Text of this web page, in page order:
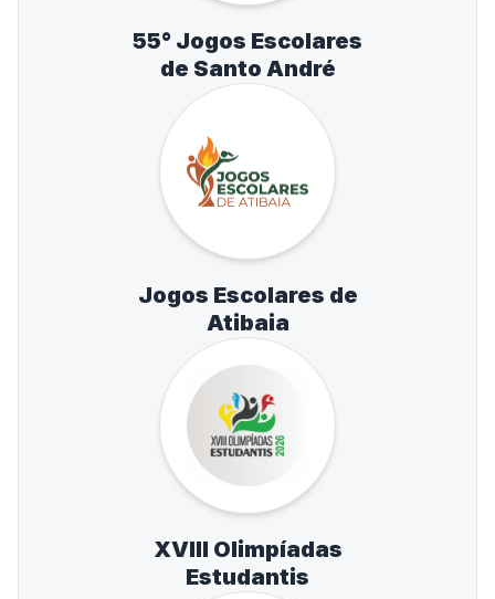
55° Jogos Escolares
de Santo André
Jogos Escolares de
Atibaia
XVIII Olimpíadas
Estudantis